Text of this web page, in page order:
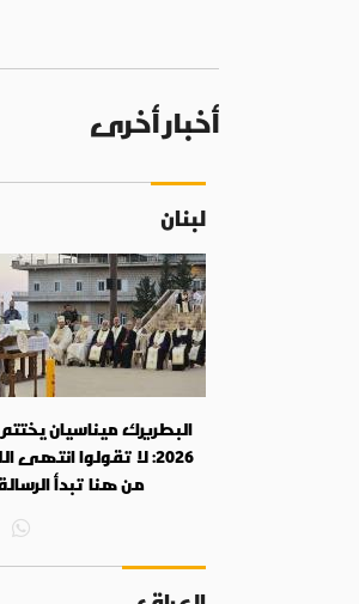
أخبار أخرى
لبنان
2026: لا تقولوا انتهى
من هنا تبدأ